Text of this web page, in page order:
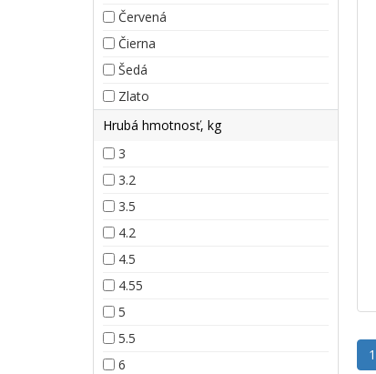
Červená
Čierna
Šedá
Zlato
Hrubá hmotnosť, kg
3
3.2
3.5
4.2
4.5
4.55
5
5.5
6
1